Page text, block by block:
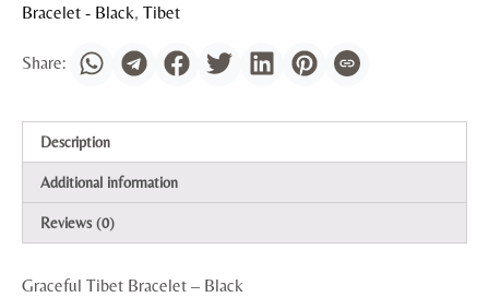
Bracelet - Black, Tibet
Description
Additional information
Reviews (0)
Graceful Tibet Bracelet – Black